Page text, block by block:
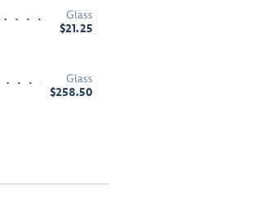
Glass
$21.25
Glass
$258.50